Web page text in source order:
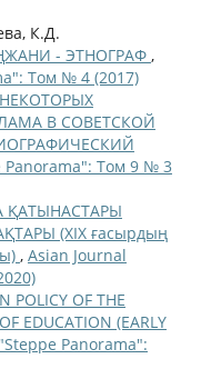
К.Д.
- ЭТНОГРАФ ,
Том № 4 (2017)
В СОВЕТСКОЙ
Panorama": Том 9 № 3
ҚАТЫНАСТАРЫ
(ХІХ ғасырдың
, Asian Journal
POLICY OF THE
EDUCATION (EARLY
Panorama":